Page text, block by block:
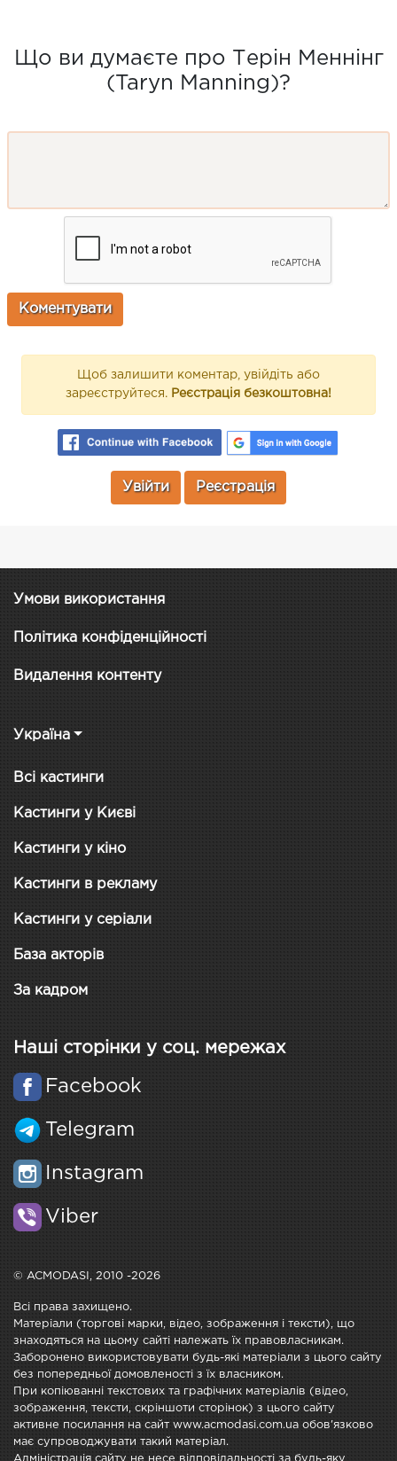
Що ви думаєте про Терін Меннінг
(Taryn Manning)?
Щоб залишити коментар, увійдіть або
зареєструйтеся. Реєстрація безкоштовна!
Увійти Реєстрація
Умови використання
Політика конфіденційності
Видалення контенту
Україна
Всі кастинги
Кастинги у Києві
Кастинги у кіно
Кастинги в рекламу
Кастинги у серіали
База акторів
За кадром
Наші сторінки у соц. мережах
Facebook
Telegram
Instagram
Viber
© ACMODASI, 2010 -2026
Всі права захищено.
Матеріали (торгові марки, відео, зображення і тексти), що
знаходяться на цьому сайті належать їх правовласникам.
Заборонено використовувати будь-які матеріали з цього сайту
без попередньої домовленості з їх власником.
При копіюванні текстових та графічних матеріалів (відео,
зображення, тексти, скріншоти сторінок) з цього сайту
активне посилання на сайт www.acmodasi.com.ua обов'язково
має супроводжувати такий матеріал.
Адміністрація сайту не несе відповідальності за будь-яку